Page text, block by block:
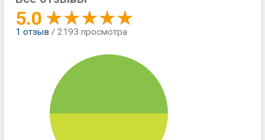
5.0
1 отзыв / 2193 просмотра